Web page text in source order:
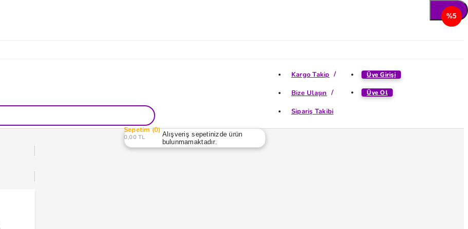
Üye Girişi
Üye Ol
Kargo Takip
Bize Ulaşın
Sipariş Takibi
Sepetim 0
0,00 TL
Alışveriş sepetinizde ürün
bulunmamaktadır.
%5
%5
%5
%5